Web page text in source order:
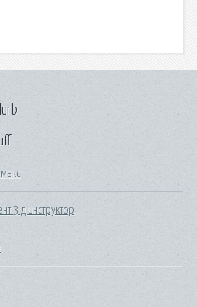
3 д инструктор